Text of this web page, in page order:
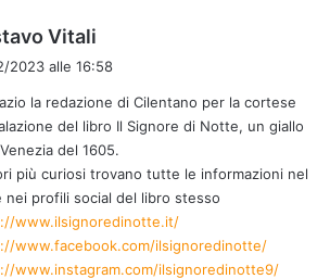
Vitali
e
t
t
o
:
2023 alle 16:58
la redazione di Cilentano per la cortese
del libro Il Signore di Notte, un giallo
del 1605.
più curiosi trovano tutte le informazioni nel
nei profili social del libro stesso
www.ilsignoredinotte.it/
www.facebook.com/ilsignoredinotte/
www.instagram.com/ilsignoredinotte9/